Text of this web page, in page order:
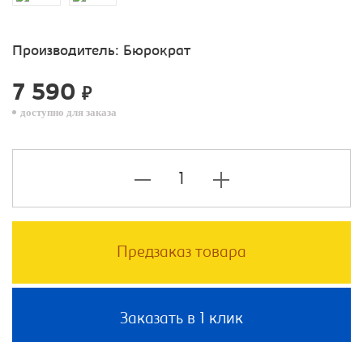
Производитель: Бюрократ
7 590 ₽
доступно для заказа
Предзаказ товара
Заказать в 1 клик